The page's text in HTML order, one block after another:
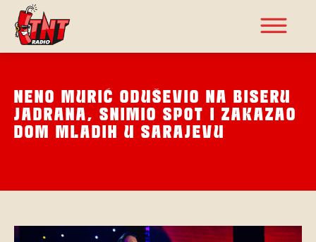
NENO MURIĆ ODUŠEVIO NA BISERU
JADRANA, SNIMIO SPOT I ZAKAZAO
DOM MLADIH U SARAJEVU